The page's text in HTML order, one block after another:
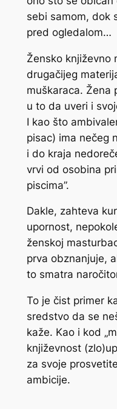
sebi samom, dok
pred ogledalom…
Žensko književno
drugačijeg
muškaraca. Žena
u to da uveri i
I kao što
pisac) ima nečeg
i do kraja
vrvi od osobina
piscima”.
Dakle, zahteva
upornost,
ženskoj
prva obznanjuje,
to smatra
To je čist primer
sredstvo da se
kaže. Kao i kod
književnost
za svoje
ambicije.